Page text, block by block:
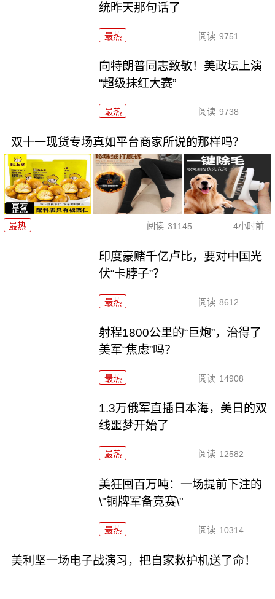
统昨天那句话了
最热 阅读 9751
向特朗普同志致敬！美政坛上演
“超级抹红大赛”
最热 阅读 9738
双十一现货专场真如平台商家所说的那样吗？
最热 阅读 31145 4小时前
印度豪赌千亿卢比，要对中国光
伏“卡脖子”？
最热 阅读 8612
射程1800公里的“巨炮”，治得了
美军“焦虑”吗？
最热 阅读 14908
1.3万俄军直插日本海，美日的双
线噩梦开始了
最热 阅读 12582
美狂囤百万吨：一场提前下注的
\"铜牌军备竞赛\"
最热 阅读 10314
美利坚一场电子战演习，把自家救护机送了命！